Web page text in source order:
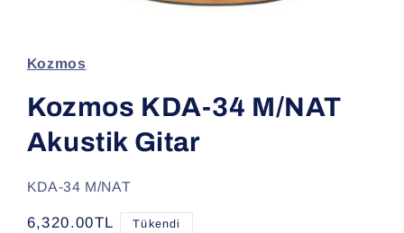
oynatın
Kozmos
Kozmos KDA-34 M/NAT
Akustik Gitar
SKU:
KDA-34 M/NAT
Normal
6,320.00TL Tükendi